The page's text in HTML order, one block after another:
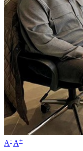
A- A+